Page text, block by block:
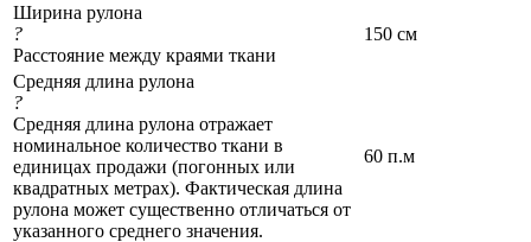
Ширина рулона
?
Расстояние между краями ткани
150 см
Средняя длина рулона
?
Средняя длина рулона отражает
номинальное количество ткани в
единицах продажи (погонных или
квадратных метрах). Фактическая длина
рулона может существенно отличаться от
указанного среднего значения.
60 п.м